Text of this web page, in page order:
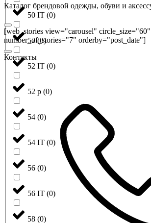
50 IT (0)
52 (0)
52 IT (0)
52 р (0)
54 (0)
54 IT (0)
56 (0)
56 IT (0)
58 (0)
Каталог брендовой одежды, обуви и
[web_stories view="carousel"
number_of_stories="7" orderby="post_date"]
Контакты